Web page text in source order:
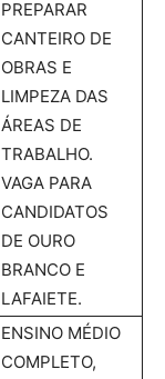
PREPARAR
CANTEIRO DE
OBRAS E
LIMPEZA DAS
ÁREAS DE
TRABALHO.
VAGA PARA
CANDIDATOS
DE OURO
BRANCO E
LAFAIETE.
ENSINO MÉDIO
COMPLETO,